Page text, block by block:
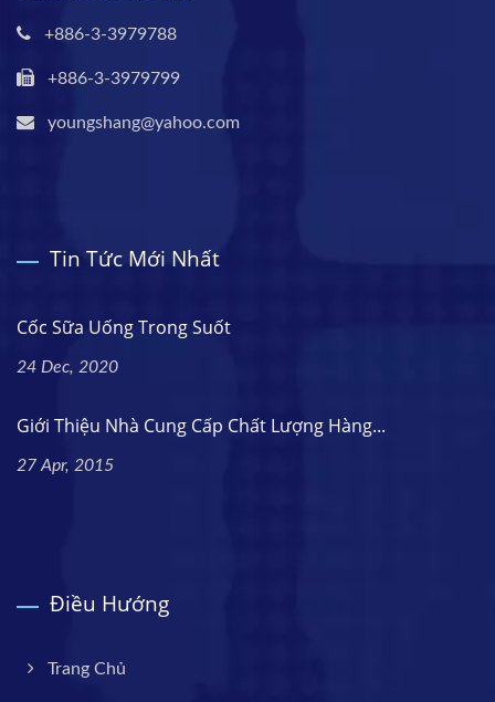
+886-3-3979788
+886-3-3979799
youngshang@yahoo.com
Tin Tức Mới Nhất
Cốc Sữa Uống Trong Suốt
24 Dec, 2020
Giới Thiệu Nhà Cung Cấp Chất Lượng Hàng...
27 Apr, 2015
Điều Hướng
Trang Chủ